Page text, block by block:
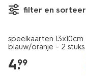
filter en sorteer
speelkaarten 13x10cm
blauw/oranje - 2 stuks
4.
99